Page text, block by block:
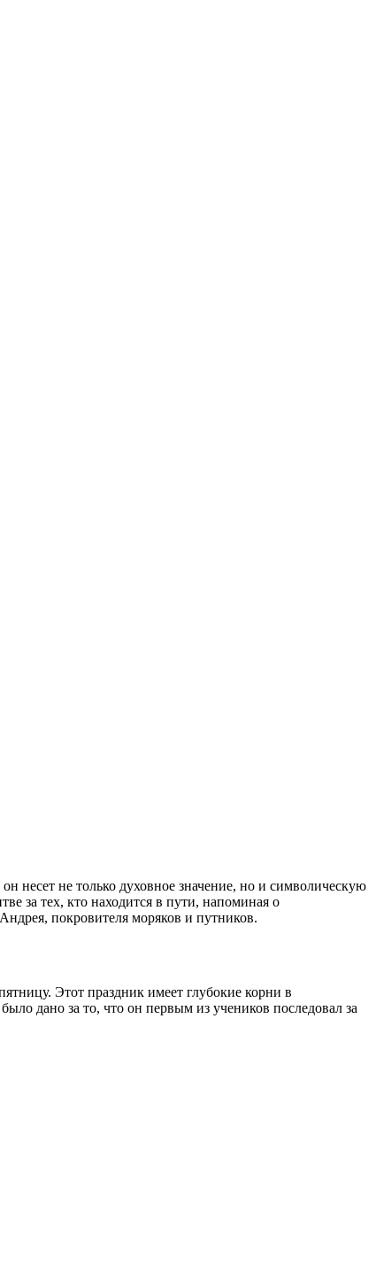
несет не только духовное значение, но и символическую
за тех, кто находится в пути, напоминая о
покровителя моряков и путников.
Этот праздник имеет глубокие корни в
дано за то, что он первым из учеников последовал за